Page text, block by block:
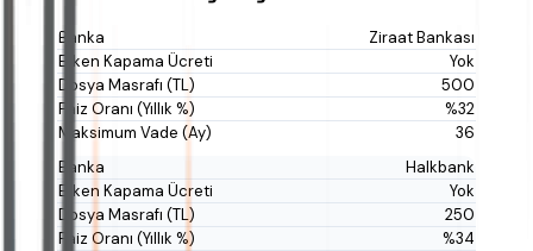
Ziraat Bankası
Yok
500
%32
36
Halkbank
Yok
250
%34